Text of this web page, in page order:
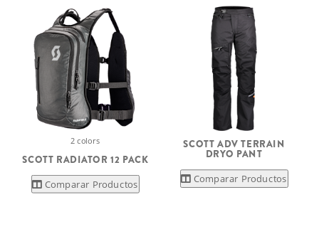
2 colors
SCOTT RADIATOR 12 PACK
Comparar Productos
SCOTT ADV TERRAIN
DRYO PANT
Comparar Productos